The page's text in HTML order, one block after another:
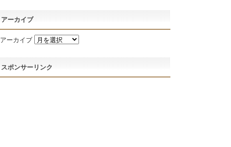
アーカイブ
アーカイブ
スポンサーリンク